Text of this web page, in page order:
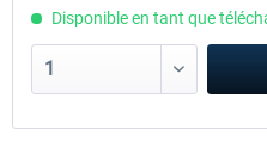
Disponible en tant que